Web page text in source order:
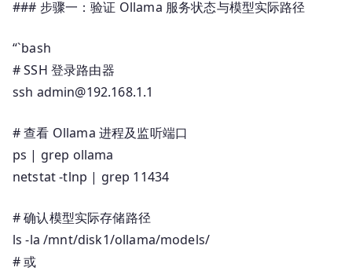
### 步骤一：验证 Ollama 服务状态与模型实际路径
“`bash
# SSH 登录路由器
ssh admin@192.168.1.1
# 查看 Ollama 进程及监听端口
ps | grep ollama
netstat -tlnp | grep 11434
# 确认模型实际存储路径
ls -la /mnt/disk1/ollama/models/
# 或